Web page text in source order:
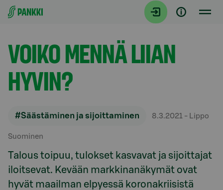
Siirry suoraan sisältöön
Artikkelit
VOIKO MENNÄ LIIAN
HYVIN?
#Säästäminen ja sijoittaminen 8.3.2021 - Lippo
Suominen
Talous toipuu, tulokset kasvavat ja sijoittajat
iloitsevat. Kevään markkinanäkymät ovat
hyvät maailman elpyessä koronakriisistä